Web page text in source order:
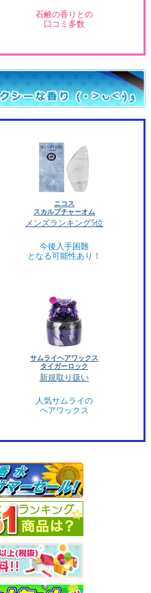
石鹸の香りとの
口コミ多数
ニコス
スカルプチャーオム
メンズランキング5位
今後入手困難
となる可能性あり！
サムライヘアワックス
タイガーロック
新規取り扱い
人気サムライの
ヘアワックス